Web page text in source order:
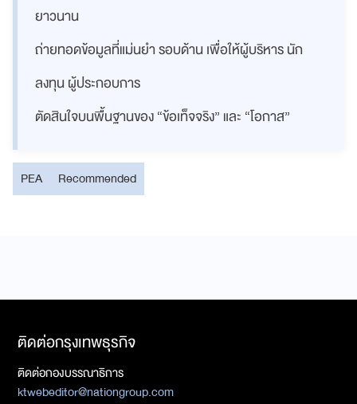
ยาวนาน
ถ่ายทอดข้อมูลที่แม่นยำ รอบด้าน เพื่อให้ผู้บริหาร นัก
ลงทุน ผู้ประกอบการ
ตัดสินใจบนพื้นฐานของ “ข้อเท็จจริง” และ “โอกาส”
PEA Recommended
ติดต่อกรุงเทพธุรกิจ
ติดต่อกองบรรณาธิการ
ktwebeditor@nationgroup.com